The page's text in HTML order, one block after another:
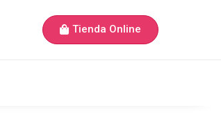
Tienda Online